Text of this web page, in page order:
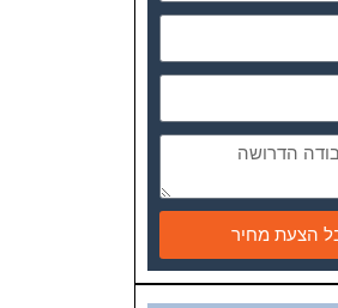
הצעת מחיר